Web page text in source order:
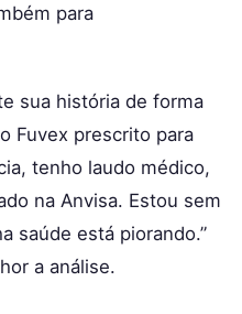
para
sua história de forma
Fuvex prescrito para
tenho laudo médico,
na Anvisa. Estou sem
saúde está piorando.”
a análise.